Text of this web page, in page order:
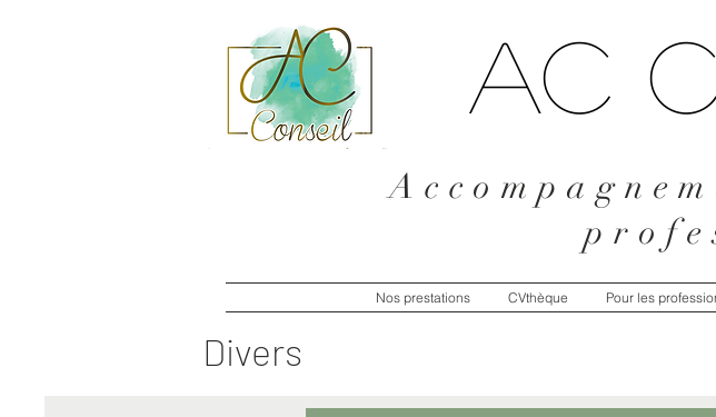
AC
Nos prestations CVthèque Pour les
Divers